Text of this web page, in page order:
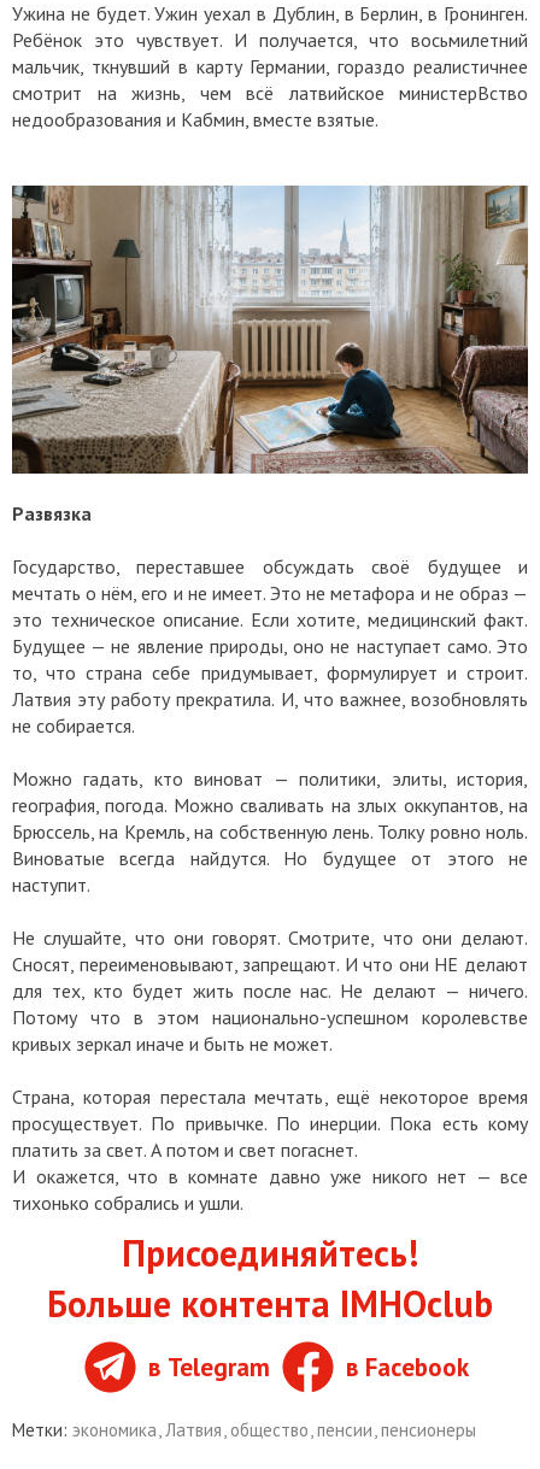
Ужина не будет. Ужин уехал в Дублин, в Берлин, в Гронинген.
Ребёнок это чувствует. И получается, что восьмилетний
мальчик, ткнувший в карту Германии, гораздо реалистичнее
смотрит на жизнь, чем всё латвийское министерВство
недообразования и Кабмин, вместе взятые.
Развязка
Государство, переставшее обсуждать своё будущее и
мечтать о нём, его и не имеет. Это не метафора и не образ —
это техническое описание. Если хотите, медицинский факт.
Будущее — не явление природы, оно не наступает само. Это
то, что страна себе придумывает, формулирует и строит.
Латвия эту работу прекратила. И, что важнее, возобновлять
не собирается.
Можно гадать, кто виноват — политики, элиты, история,
география, погода. Можно сваливать на злых оккупантов, на
Брюссель, на Кремль, на собственную лень. Толку ровно ноль.
Виноватые всегда найдутся. Но будущее от этого не
наступит.
Не слушайте, что они говорят. Смотрите, что они делают.
Сносят, переименовывают, запрещают. И что они НЕ делают
для тех, кто будет жить после нас. Не делают — ничего.
Потому что в этом национально-успешном королевстве
кривых зеркал иначе и быть не может.
Страна, которая перестала мечтать, ещё некоторое время
просуществует. По привычке. По инерции. Пока есть кому
платить за свет. А потом и свет погаснет.
И окажется, что в комнате давно уже никого нет — все
тихонько собрались и ушли.
Присоединяйтесь!
Больше контента IMHOclub
в Telegram в Facebook
Метки: экономика,Латвия, общество,пенсии,пенсионеры